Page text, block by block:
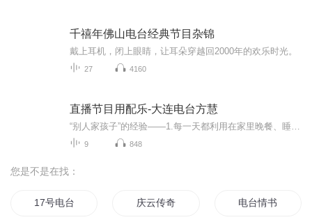
千禧年佛山电台经典节目杂锦
戴上耳机，闭上眼睛，让耳朵穿越回2000年的欢乐时光。
27 4160
直播节目用配乐-大连电台方慧
9 848
您是不是在找：
17号电台 庆云传奇 电台情书